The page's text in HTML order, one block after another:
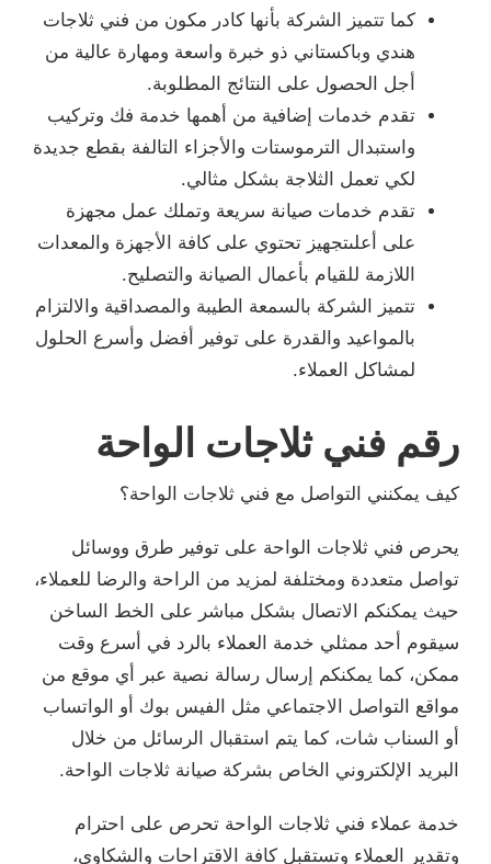
كما تتميز الشركة بأنها كادر مكون من فني ثلاجات
هندي وباكستاني ذو خبرة واسعة ومهارة عالية من
أجل الحصول على النتائج المطلوبة.
تقدم خدمات إضافية من أهمها خدمة فك وتركيب
واستبدال الترموستات والأجزاء التالفة بقطع جديدة
لكي تعمل الثلاجة بشكل مثالي.
تقدم خدمات صيانة سريعة وتملك عمل مجهزة
على أعلىتجهيز تحتوي على كافة الأجهزة والمعدات
اللازمة للقيام بأعمال الصيانة والتصليح.
تتميز الشركة بالسمعة الطيبة والمصداقية والالتزام
بالمواعيد والقدرة على توفير أفضل وأسرع الحلول
لمشاكل العملاء.
رقم فني ثلاجات الواحة
كيف يمكنني التواصل مع فني ثلاجات الواحة؟
يحرص فني ثلاجات الواحة على توفير طرق ووسائل
تواصل متعددة ومختلفة لمزيد من الراحة والرضا للعملاء،
حيث يمكنكم الاتصال بشكل مباشر على الخط الساخن
سيقوم أحد ممثلي خدمة العملاء بالرد في أسرع وقت
ممكن، كما يمكنكم إرسال رسالة نصية عبر أي موقع من
مواقع التواصل الاجتماعي مثل الفيس بوك أو الواتساب
أو السناب شات، كما يتم استقبال الرسائل من خلال
البريد الإلكتروني الخاص بشركة صيانة ثلاجات الواحة.
خدمة عملاء فني ثلاجات الواحة تحرص على احترام
وتقدير العملاء وتستقبل كافة الاقتراحات والشكاوي،